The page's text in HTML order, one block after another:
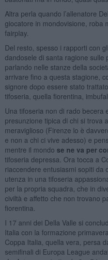
Altra perla quando l’allenatore
giocatore in mondovisione, roba
fairplay.
Del resto, spesso i rapporti con
dandosele di santa ragione sulle
parlando nelle stanze della
arrivare fino a questa stagione,
signore dopo essere stato
tifoseria, quella fiorentina,
Una tifoseria non di rado becera
presunzione tipica di chi si trova
meraviglioso (Firenze lo è
e non a chi ci vive adesso) e
mentre il mondo se ne va per
tifoseria depressa. Ora tocca a
riaccendere entusiasmi sopiti da
utenza in una tifoseria
per la propria squadra, che in
civiltà e affetto che non trovano
fiorentina.
I 17 anni dei Della Valle si
Italia con la formazione
Coppa Italia, quella vera, persa
semifinali di Europa League